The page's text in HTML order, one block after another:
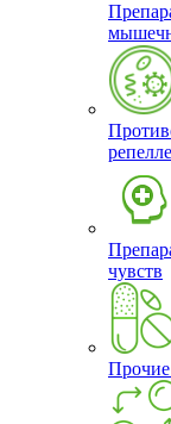
чувств